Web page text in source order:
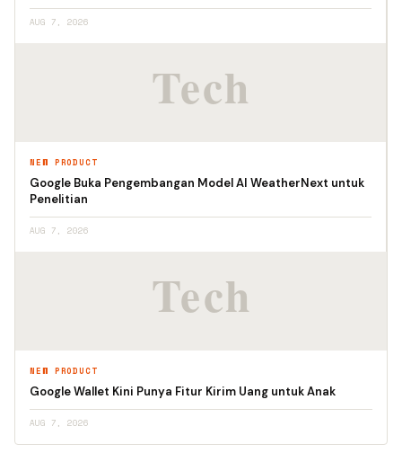
AUG 7, 2026
NEW PRODUCT
Google Buka Pengembangan Model AI WeatherNext untuk
Penelitian
AUG 7, 2026
NEW PRODUCT
Google Wallet Kini Punya Fitur Kirim Uang untuk Anak
AUG 7, 2026